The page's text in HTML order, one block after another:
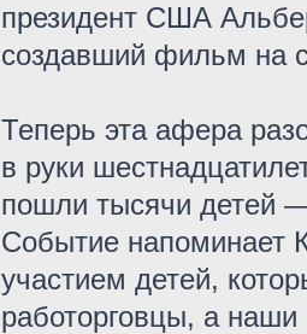
президент США
создавший фильм на
Теперь эта афера
в руки
пошли тысячи детей
Событие напоминает
участием детей,
работорговцы, а